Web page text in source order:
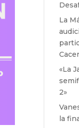
La
«La
2»
la